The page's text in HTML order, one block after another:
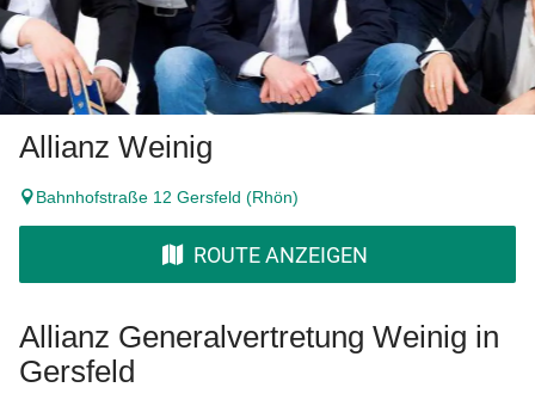
Allianz Weinig
Bahnhofstraße 12 Gersfeld (Rhön)
ROUTE ANZEIGEN
Allianz Generalvertretung Weinig in
Gersfeld